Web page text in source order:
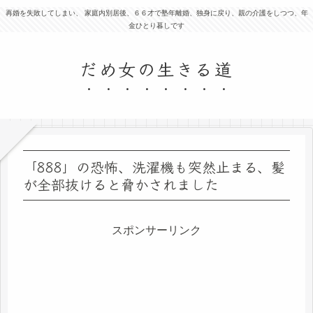
再婚を失敗してしまい、 家庭内別居後、６６才で塾年離婚、独身に戻り、親の介護をしつつ、年
金ひとり暮しです
だめ女の生きる道
「888」の恐怖、洗濯機も突然止まる、髪
が全部抜けると脅かされました
スポンサーリンク